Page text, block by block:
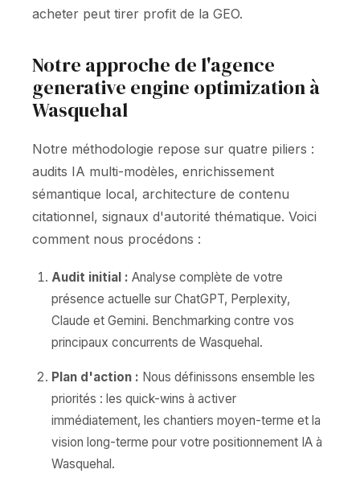
acheter peut tirer profit de la GEO.
Notre approche de l'agence
generative engine optimization à
Wasquehal
Notre méthodologie repose sur quatre piliers :
audits IA multi-modèles, enrichissement
sémantique local, architecture de contenu
citationnel, signaux d'autorité thématique. Voici
comment nous procédons :
Audit initial : Analyse complète de votre
présence actuelle sur ChatGPT, Perplexity,
Claude et Gemini. Benchmarking contre vos
principaux concurrents de Wasquehal.
Plan d'action : Nous définissons ensemble les
priorités : les quick-wins à activer
immédiatement, les chantiers moyen-terme et la
vision long-terme pour votre positionnement IA à
Wasquehal.